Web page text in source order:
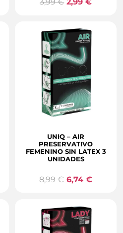
UNIQ – AIR
PRESERVATIVO
FEMENINO SIN LATEX 3
UNIDADES
8,99€ 6,74€